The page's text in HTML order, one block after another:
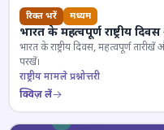
रिक्त भरें मध्यम
भारत के महत्वपूर्ण राष्ट्रीय
भारत के राष्ट्रीय दिवस, महत्वपूर्ण
परखें।
राष्ट्रीय मामले प्रश्नोत्तरी
क्विज़ लें